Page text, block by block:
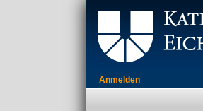
Anmelden